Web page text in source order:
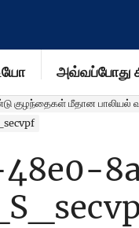
அவ்வப்போது
குழந்தைகள் மீதான பாலியல்
48e0-